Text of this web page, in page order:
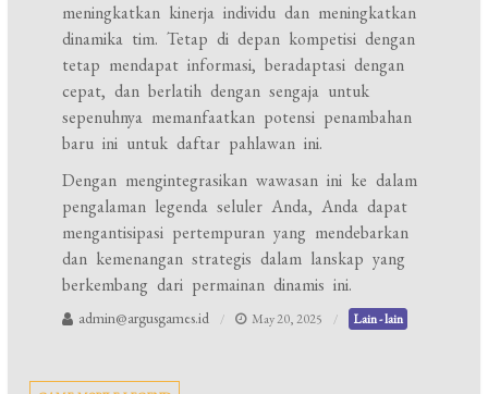
meningkatkan kinerja individu dan meningkatkan
dinamika tim. Tetap di depan kompetisi dengan
tetap mendapat informasi, beradaptasi dengan
cepat, dan berlatih dengan sengaja untuk
sepenuhnya memanfaatkan potensi penambahan
baru ini untuk daftar pahlawan ini.
Dengan mengintegrasikan wawasan ini ke dalam
pengalaman legenda seluler Anda, Anda dapat
mengantisipasi pertempuran yang mendebarkan
dan kemenangan strategis dalam lanskap yang
berkembang dari permainan dinamis ini.
admin@argusgames.id May 20, 2025 Lain - lain